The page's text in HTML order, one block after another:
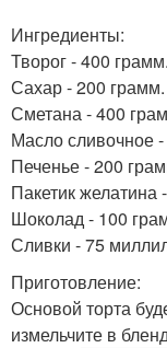
Ингредиенты:
Творог - 400 грамм.
Сахар - 200 грамм.
Сметана - 400
Масло сливочное
Печенье - 200
Пакетик желатина
Шоколад - 100
Сливки - 75
Приготовление:
Основой торта
измельчите в